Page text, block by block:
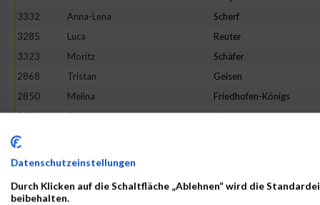
3332
Anna-Lena Scherf
3285
Luca Reuter
3323
Moritz Schäfer
2868
Tristan Geisen
2850
Melina Friedhofen-Königs
3513
Petra Wippenbeck
3256
3392
Datenschutzeinstellungen
Durch Klicken auf die Schaltfläche „Ablehnen“ wird die
beibehalten.